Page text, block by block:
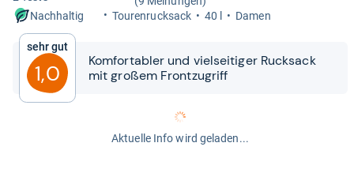
Nachhaltig
Tou­ren­ruck­sack 40 l Damen
Sehr gut
1,0
Kom­for­ta­bler und viel­sei­ti­ger Ruck­sack
mit großem Front­zu­griff
Aktuelle Info wird geladen...